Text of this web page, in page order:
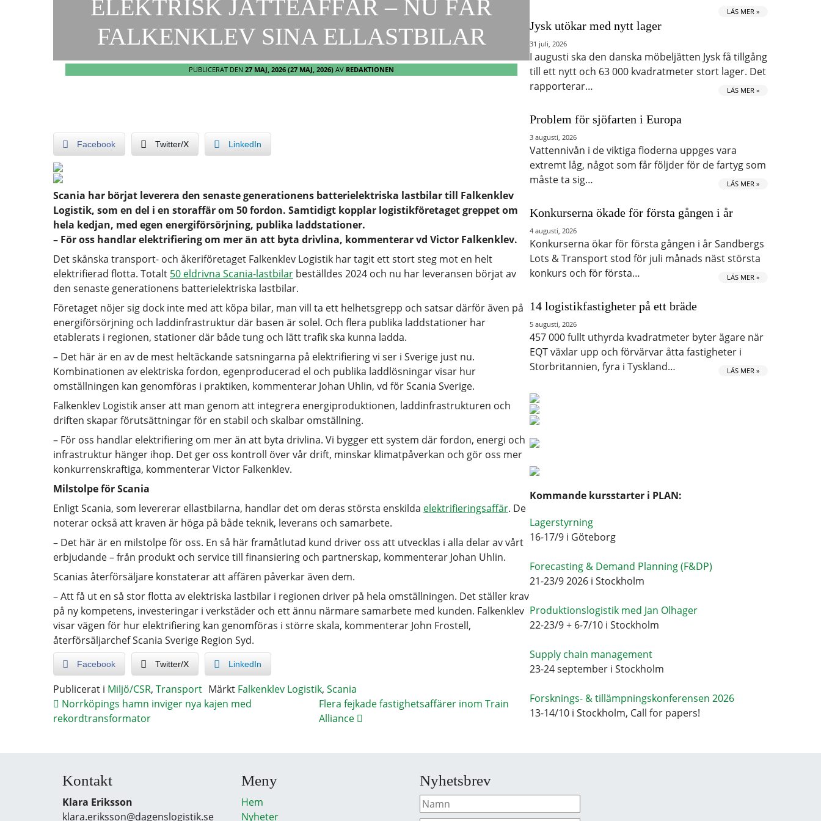
ELEKTRISK JÄTTEAFFÄR – NU FÅR
FALKENKLEV SINA ELLASTBILAR
PUBLICERAT DEN 27 MAJ, 2026 (27 MAJ, 2026) AV REDAKTIONEN
Facebook Twitter/X LinkedIn
Scania har börjat leverera den senaste generationens batterielektriska lastbilar till Falkenklev
Logistik, som en del i en storaffär om 50 fordon. Samtidigt kopplar logistikföretaget greppet om
hela kedjan, med egen energiförsörjning, publika laddstationer.
– För oss handlar elektrifiering om mer än att byta drivlina, kommenterar vd Victor Falkenklev.
Det skånska transport- och åkeriföretaget Falkenklev Logistik har tagit ett stort steg mot en helt
elektrifierad flotta. Totalt 50 eldrivna Scania-lastbilar beställdes 2024 och nu har leveransen börjat av
den senaste generationens batterielektriska lastbilar.
Företaget nöjer sig dock inte med att köpa bilar, man vill ta ett helhetsgrepp och satsar därför även på
energiförsörjning och laddinfrastruktur där basen är solel. Och flera publika laddstationer har
etablerats i regionen, stationer där både tung och lätt trafik ska kunna ladda.
– Det här är en av de mest heltäckande satsningarna på elektrifiering vi ser i Sverige just nu.
Kombinationen av elektriska fordon, egenproducerad el och publika laddlösningar visar hur
omställningen kan genomföras i praktiken, kommenterar Johan Uhlin, vd för Scania Sverige.
Falkenklev Logistik anser att man genom att integrera energiproduktionen, laddinfrastrukturen och
driften skapar förutsättningar för en stabil och skalbar omställning.
– För oss handlar elektrifiering om mer än att byta drivlina. Vi bygger ett system där fordon, energi och
infrastruktur hänger ihop. Det ger oss kontroll över vår drift, minskar klimatpåverkan och gör oss mer
konkurrenskraftiga, kommenterar Victor Falkenklev.
Milstolpe för Scania
Enligt Scania, som levererar ellastbilarna, handlar det om deras största enskilda elektrifieringsaffär. De
noterar också att kraven är höga på både teknik, leverans och samarbete.
– Det här är en milstolpe för oss. En så här framåtlutad kund driver oss att utvecklas i alla delar av vårt
erbjudande – från produkt och service till finansiering och partnerskap, kommenterar Johan Uhlin.
Scanias återförsäljare konstaterar att affären påverkar även dem.
– Att få ut en så stor flotta av elektriska lastbilar i regionen driver på hela omställningen. Det ställer krav
på ny kompetens, investeringar i verkstäder och ett ännu närmare samarbete med kunden. Falkenklev
visar vägen för hur elektrifiering kan genomföras i större skala, kommenterar John Frostell,
återförsäljarchef Scania Sverige Region Syd.
Facebook Twitter/X LinkedIn
Publicerat i Miljö/CSR, Transport Märkt Falkenklev Logistik, Scania
Norrköpings hamn inviger nya kajen med
rekordtransformator
Flera fejkade fastighetsaffärer inom Train
Alliance
LÄS MER »
Jysk utökar med nytt lager
31 juli, 2026
I augusti ska den danska möbeljätten Jysk få tillgång
till ett nytt och 63 000 kvadratmeter stort lager. Det
rapporterar…
LÄS MER »
Problem för sjöfarten i Europa
3 augusti, 2026
Vattennivån i de viktiga floderna uppges vara
extremt låg, något som får följder för de fartyg som
måste ta sig…
LÄS MER »
Konkurserna ökade för första gången i år
4 augusti, 2026
Konkurserna ökar för första gången i år Sandbergs
Lots & Transport stod för juli månads näst största
konkurs och för första…
LÄS MER »
14 logistikfastigheter på ett bräde
5 augusti, 2026
457 000 fullt uthyrda kvadratmeter byter ägare när
EQT växlar upp och förvärvar åtta fastigheter i
Storbritannien, fyra i Tyskland…
LÄS MER »
Kommande kursstarter i PLAN:
Lagerstyrning
16-17/9 i Göteborg
Forecasting & Demand Planning (F&DP)
21-23/9 2026 i Stockholm
Produktionslogistik med Jan Olhager
22-23/9 + 6-7/10 i Stockholm
Supply chain management
23-24 september i Stockholm
Forsknings- & tillämpningskonferensen 2026
13-14/10 i Stockholm, Call for papers!
Kontakt
Klara Eriksson
klara.eriksson@dagenslogistik.se
Meny
Hem
Nyheter
Nyhetsbrev